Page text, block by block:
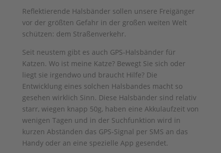
Reflektierende Halsbänder sollen unsere Freigänger
vor der größten Gefahr in der großen weiten Welt
schützen: dem Straßenverkehr.
Seit neustem gibt es auch GPS-Halsbänder für
Katzen. Wo ist meine Katze? Bewegt Sie sich oder
liegt sie irgendwo und braucht Hilfe? Die
Entwicklung eines solchen Halsbandes macht so
gesehen wirklich Sinn. Diese Halsbänder sind relativ
starr, wiegen knapp 50g, haben eine Akkulaufzeit von
wenigen Tagen und in der Suchfunktion wird in
kurzen Abständen das GPS-Signal per SMS an das
Handy oder an eine spezielle App gesendet.